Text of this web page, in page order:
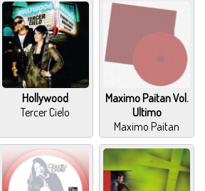
Hollywood
Tercer Cielo
Maximo Paitan Vol.
Ultimo
Maximo Paitan